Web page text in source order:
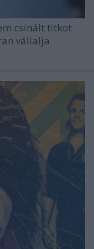
csinált titkot
vállalja